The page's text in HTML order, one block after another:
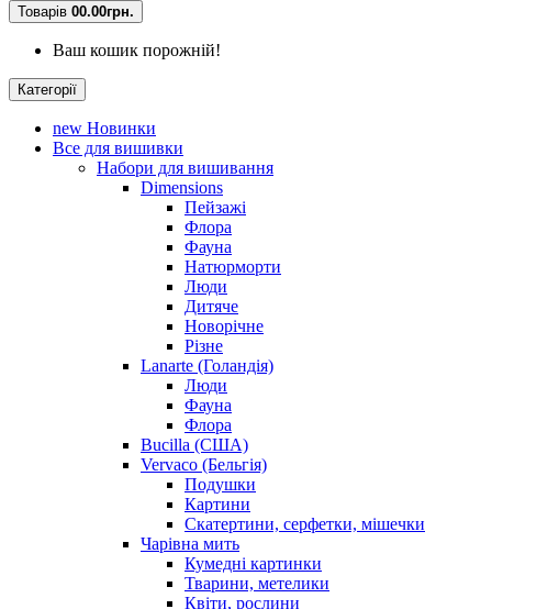
Товарів 00.00грн.
Ваш кошик порожній!
Категорії
new Новинки
Все для вишивки
Набори для вишивання
Dimensions
Пейзажі
Флора
Фауна
Натюрморти
Люди
Дитяче
Новорічне
Різне
Lanarte (Голандія)
Люди
Фауна
Флора
Bucilla (США)
Vervaco (Бельгія)
Подушки
Картини
Скатертини, серфетки, мішечки
Чарiвна мить
Кумедні картинки
Тварини, метелики
Квіти, рослини